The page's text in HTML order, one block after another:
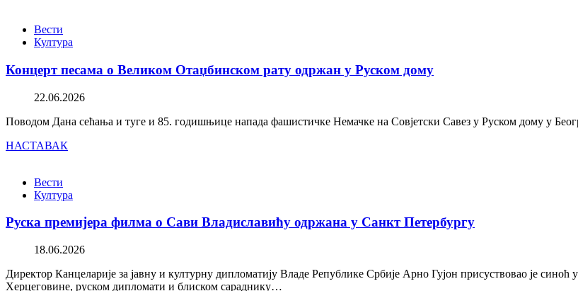
Вести
Култура
Концерт песама о Великом Отаџбинском рату одржан у Руском дому
22.06.2026
Поводом Дана сећања и туге и 85. годишњице напада фашистичке Немачке на Совјетски Савез у Руском дому у
НАСТАВАК
Вести
Култура
Руска премијера филма о Сави Владиславићу одржана у Санкт Петербургу
18.06.2026
Директор Канцеларије за јавну и културну дипломатију Владе Републике Србије Арно Гујон присуствовао је
Херцеговине, руском дипломати и блиском сараднику…